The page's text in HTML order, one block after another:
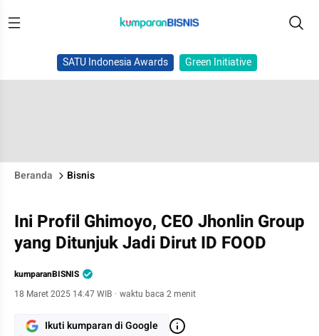
SATU Indonesia Awards Green Initiative
Beranda Bisnis
Ini Profil Ghimoyo, CEO Jhonlin Group
yang Ditunjuk Jadi Dirut ID FOOD
kumparanBISNIS
18 Maret 2025 14:47 WIB · waktu baca 2 menit
Ikuti kumparan di Google